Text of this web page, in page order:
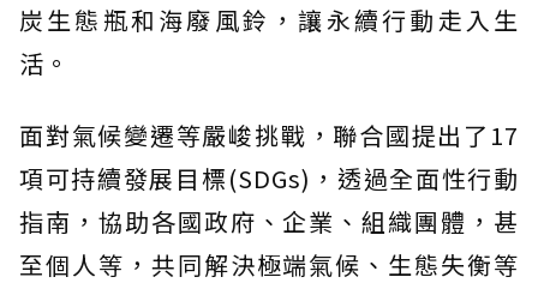
炭生態瓶和海廢風鈴，讓永續行動走入生
活。
面對氣候變遷等嚴峻挑戰，聯合國提出了17
項可持續發展目標(SDGs)，透過全面性行動
指南，協助各國政府、企業、組織團體，甚
至個人等，共同解決極端氣候、生態失衡等